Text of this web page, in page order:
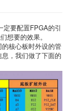
要配置FPGA的引
想要的效果。
核心板时外设的管
，我们做了下面的